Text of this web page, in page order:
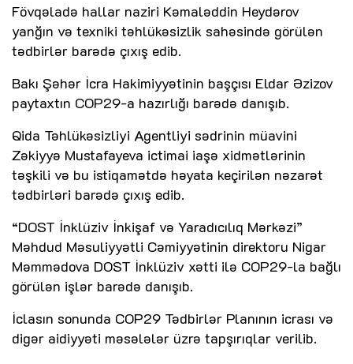
Fövqəladə hallar naziri Kəmaləddin Heydərov
yanğın və texniki təhlükəsizlik sahəsində görülən
tədbirlər barədə çıxış edib.
Bakı Şəhər İcra Hakimiyyətinin başçısı Eldar Əzizov
paytaxtın COP29-a hazırlığı barədə danışıb.
Qida Təhlükəsizliyi Agentliyi sədrinin müavini
Zəkiyyə Mustafayeva ictimai iaşə xidmətlərinin
təşkili və bu istiqamətdə həyata keçirilən nəzarət
tədbirləri barədə çıxış edib.
“DOST İnklüziv İnkişaf və Yaradıcılıq Mərkəzi”
Məhdud Məsuliyyətli Cəmiyyətinin direktoru Nigar
Məmmədova DOST İnklüziv xətti ilə COP29-la bağlı
görülən işlər barədə danışıb.
İclasın sonunda COP29 Tədbirlər Planının icrası və
digər aidiyyəti məsələlər üzrə tapşırıqlar verilib.